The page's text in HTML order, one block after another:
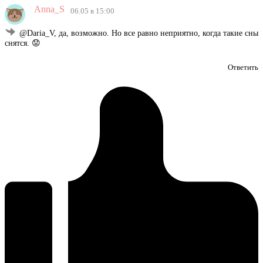
Anna_S 06.05 в 15:00
@Daria_V, да, возможно. Но все равно неприятно, когда такие сны
снятся. 😟
Ответить